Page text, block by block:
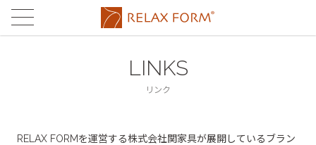
LINKS
リンク
RELAX FORMを運営する株式会社関家具が展開しているブラン